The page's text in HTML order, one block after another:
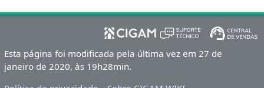
Esta página foi modificada pela última vez em 27 de
janeiro de 2020, às 19h28min.